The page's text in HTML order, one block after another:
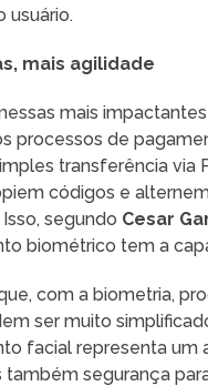
usuário.
mais agilidade
mais
processos de
transferência via
códigos e
segundo Cesar
biométrico tem a
com a biometria,
ser muito
facial representa um
também segurança